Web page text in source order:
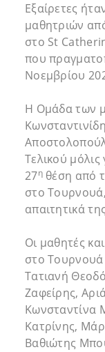
Εξαίρετες
μαθητριών
στο St
που
Νοεμβρίου
Η Ομάδα των
Τελικού
27ηθέση από
στο
απαιτητικά
Οι μαθητές
στο Τουρνουά
Τατιανή
Ζαφείρης,
Κωνσταντίνα
Κατρίνης,
Βαθιώτης